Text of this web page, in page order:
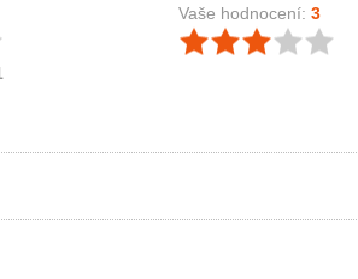
Vaše hodnocení: 3